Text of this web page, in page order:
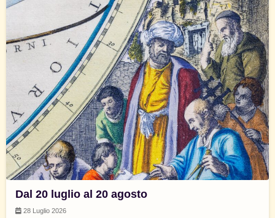
Dal 20 luglio al 20 agosto
28 Luglio 2026